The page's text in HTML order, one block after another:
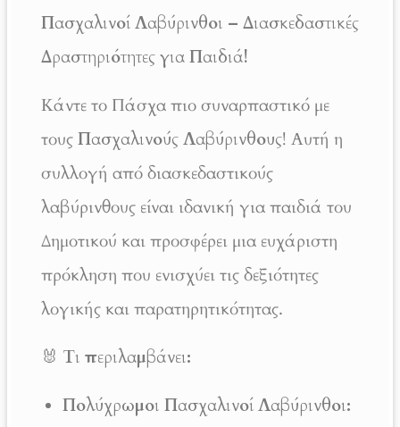
Πασχαλινοί Λαβύρινθοι – Διασκεδαστικές
Δραστηριότητες για Παιδιά!
Κάντε το Πάσχα πιο συναρπαστικό με
τουςΠασχαλινούς Λαβύρινθους! Αυτή η
συλλογή από διασκεδαστικούς
λαβύρινθους είναι ιδανική για παιδιά του
Δημοτικού και προσφέρει μια ευχάριστη
πρόκληση που ενισχύει τις δεξιότητες
λογικής και παρατηρητικότητας.
🐰 Τι περιλαμβάνει:
Πολύχρωμοι Πασχαλινοί Λαβύρινθοι: